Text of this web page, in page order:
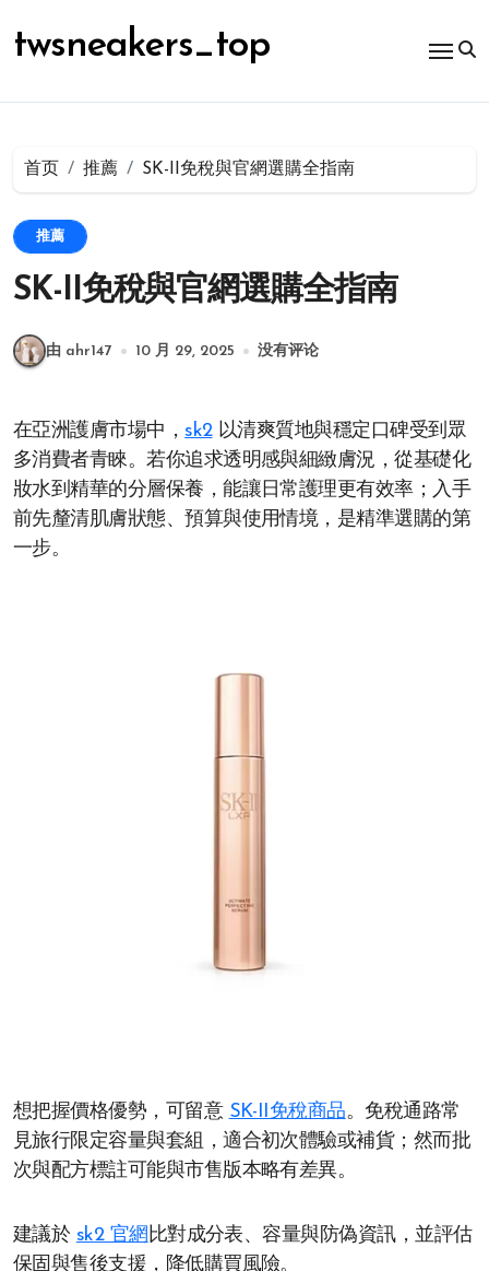
容
twsneakers_top
首页 推薦 SK-II免稅與官網選購全指南
推薦
SK-II免稅與官網選購全指南
由 ahr147 10 月 29, 2025 没有评论
在亞洲護膚市場中，sk2以清爽質地與穩定口碑受到眾
多消費者青睞。若你追求透明感與細緻膚況，從基礎化
妝水到精華的分層保養，能讓日常護理更有效率；入手
前先釐清肌膚狀態、預算與使用情境，是精準選購的第
一步。
想把握價格優勢，可留意 SK-II免稅商品。免稅通路常
見旅行限定容量與套組，適合初次體驗或補貨；然而批
次與配方標註可能與市售版本略有差異。
建議於 sk2 官網 比對成分表、容量與防偽資訊，並評估
保固與售後支援，降低購買風險。